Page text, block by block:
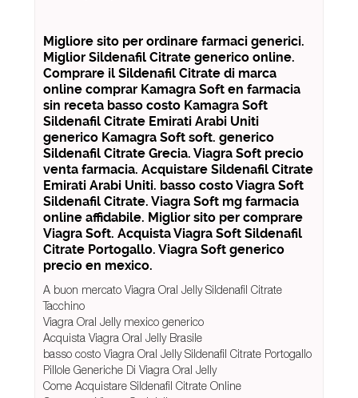
Migliore sito per ordinare farmaci generici.
Miglior Sildenafil Citrate generico online.
Comprare il Sildenafil Citrate di marca
online comprar Kamagra Soft en farmacia
sin receta basso costo Kamagra Soft
Sildenafil Citrate Emirati Arabi Uniti
generico Kamagra Soft soft. generico
Sildenafil Citrate Grecia. Viagra Soft precio
venta farmacia. Acquistare Sildenafil Citrate
Emirati Arabi Uniti. basso costo Viagra Soft
Sildenafil Citrate. Viagra Soft mg farmacia
online affidabile. Miglior sito per comprare
Viagra Soft. Acquista Viagra Soft Sildenafil
Citrate Portogallo. Viagra Soft generico
precio en mexico.
A buon mercato Viagra Oral Jelly Sildenafil Citrate
Tacchino
Viagra Oral Jelly mexico generico
Acquista Viagra Oral Jelly Brasile
basso costo Viagra Oral Jelly Sildenafil Citrate Portogallo
Pillole Generiche Di Viagra Oral Jelly
Come Acquistare Sildenafil Citrate Online